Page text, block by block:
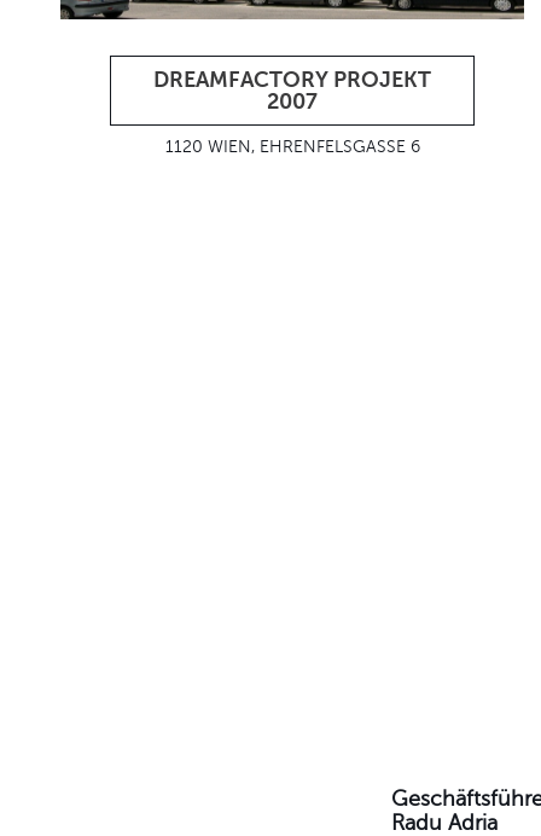
DREAMFACTORY PROJEKT
2007
1120 WIEN, EHRENFELSGASSE 6
Radu Adria